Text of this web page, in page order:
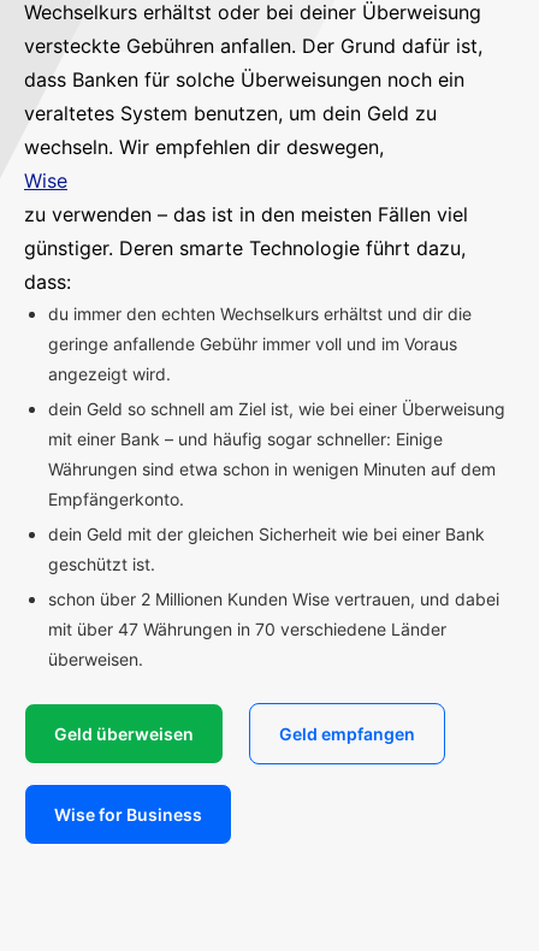
Wechselkurs erhältst oder bei deiner Überweisung
versteckte Gebühren anfallen. Der Grund dafür ist,
dass Banken für solche Überweisungen noch ein
veraltetes System benutzen, um dein Geld zu
wechseln. Wir empfehlen dir deswegen,
Wise
zu verwenden – das ist in den meisten Fällen viel
günstiger. Deren smarte Technologie führt dazu,
dass:
du immer den echten Wechselkurs erhältst und dir die
geringe anfallende Gebühr immer voll und im Voraus
angezeigt wird.
dein Geld so schnell am Ziel ist, wie bei einer Überweisung
mit einer Bank – und häufig sogar schneller: Einige
Währungen sind etwa schon in wenigen Minuten auf dem
Empfängerkonto.
dein Geld mit der gleichen Sicherheit wie bei einer Bank
geschützt ist.
schon über 2 Millionen Kunden Wise vertrauen, und dabei
mit über 47 Währungen in 70 verschiedene Länder
überweisen.
Geld überweisen Geld empfangen
Wise for Business